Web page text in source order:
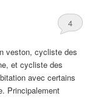
4
veston, cycliste des
et cycliste des
avec certains
Principalement